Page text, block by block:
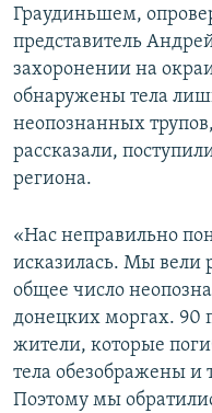
Граудиньшем,
представитель
захоронении на
обнаружены тела
неопознанных
рассказали,
региона.
«Нас неправильно
исказилась. Мы вели
общее число
донецких моргах. 90
жители, которые
тела обезображены и
Поэтому мы